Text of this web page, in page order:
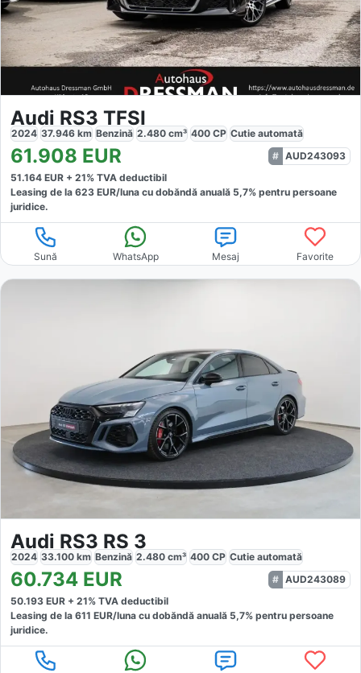
Audi RS3 TFSI
2024 37.946 km Benzină 2.480 cm³ 400 CP Cutie automată
61.908 EUR
AUD243093
51.164 EUR + 21% TVA deductibil
Leasing de la 623 EUR/luna cu dobăndă anuală 5,7% pentru persoane
juridice.
Sună WhatsApp Mesaj Favorite
Audi RS3 RS 3
2024 33.100 km Benzină 2.480 cm³ 400 CP Cutie automată
60.734 EUR
AUD243089
50.193 EUR + 21% TVA deductibil
Leasing de la 611 EUR/luna cu dobăndă anuală 5,7% pentru persoane
juridice.